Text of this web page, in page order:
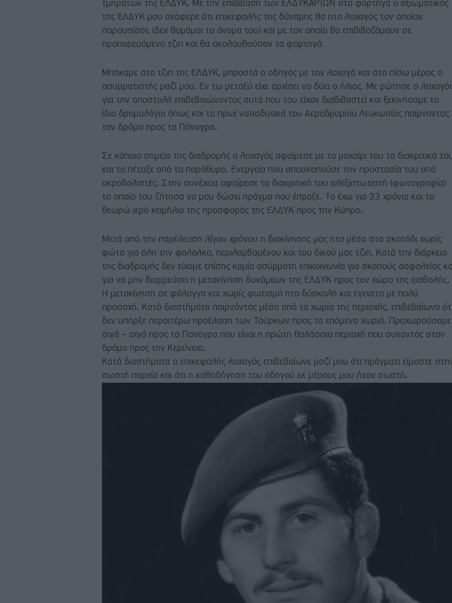
τμημάτων της ΕΛΔΥΚ. Με την επιβίβαση των ΕΛΔΥΚΑΡΙΩΝ στα φορτηγά ο αξιωματικός
της ΕΛΔΥΚ μου ανάφερε ότι επικεφαλής της δύναμης θα ητο λοχαγός τον οποίον
παρουσίασε (δεν θυμάμαι το όνομα του) και με τον οποίο θα επιβιβαζόμουν σε
προπορευόμενο τζιπ και θα ακολουθούσαν τα φορτηγά.
Μπήκαμε στο τζιπ της ΕΛΔΥΚ, μπροστά ο οδηγός με τον λοχαγό και στο πίσω μέρος ο
ασυρματιστής μαζί μου. Εν τω μεταξύ είχε αρχίσει να δύει ο ήλιος. Με ρώτησε ο
για την αποστολή επιβεβαιώνοντας αυτά που του είχαν διαβιβαστεί και ξεκινήσαμε το
ίδιο δρομολόγιο όπως και το πρωί νοτιοδυτικά του Αεροδρομίου Λευκωσίας παίρνοντας
τον δρόμο προς τα Πάναγρα.
Σε κάποιο σημείο της διαδρομής ο λοχαγός αφαίρεσε με το μαχαίρι του τα διακριτικά
και τα πέταξε από το παράθυρο. Ενεργεία που αποσκοπούσε την προστασία του από
ακροβολιστές. Στην συνέχεια αφαίρεσε το διακριτικό του αλεξιπτωτιστή (φωτογραφία)
το οποίο του ζήτησα να μου δώσει πράγμα που έπραξε. Το έχω για 33 χρόνια και το
θεωρώ ιερό κειμήλιο της προσφοράς της ΕΛΔΥΚ προς την Κύπρο.
Μετά από την παρέλευση λίγου χρόνου η διακίνησης μας ητο μέσα στο σκοτάδι χωρίς
φώτα για όλη την φαλαλκα, περιλαμβομένου και του δικού μας τζιπ. Κατά την διάρκεια
της διαδρομής δεν είχαμε επίσης καμία ασύρματη επικοινωνία για σκοπούς ασφαλείας
για να μην διαρρεύσει η μετακίνηση δυνάμεων της ΕΛΔΥΚ προς τον χώρο της εισβολής.
Η μετακίνηση σε φάλαγγα και χωρίς φωτισμό ητο δύσκολη και εγενετο με πολύ
προσοχή. Κατά διαστήματα παιρνόντας μέσα από τα χωρία της περιοχής, επιβεβαίωνα
δεν υπήρξε περαιτέρω προέλαση των Τούρκων προς τα επόμενα χωριά. Προχωρούσαμε
σιγά – σιγά προς τα Παναγρα που είναι η πρώτη θαλάσσια περιοχή που συναντάς στον
δρόμο προς την Κερύνεια.
Κατά διαστήματα ο επικεφαλής λοχαγός επιβεβαίωνε μαζί μου ότι πράγματι είμαστε
σωστή πορεία και ότι η καθοδήγηση του οδηγού εκ μέρους μου ήταν σωστή.